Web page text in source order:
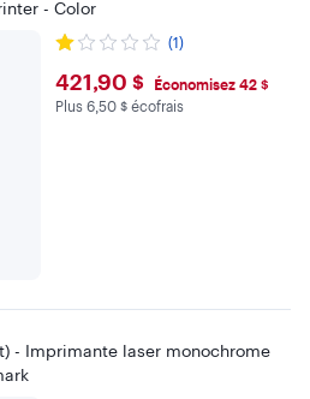
- Color
(1)
$421.9
421,90 $ Économisez 42 $
Plus 6.5 $ en écofrais
Plus 6,50 $ écofrais
- Imprimante laser monochrome